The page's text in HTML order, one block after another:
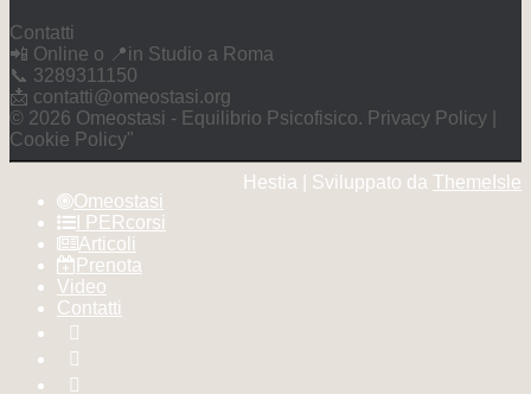
Contatti
📲 Online o 📍in Studio a Roma
📞 3289311150
📩 contatti@omeostasi.org
©️ 2026 Omeostasi - Equilibrio Psicofisico. Privacy Policy |
Cookie Policy"
Omeostasi
I PERcorsi
Articoli
Prenota
Video
Contatti
Hestia | Sviluppato da ThemeIsle